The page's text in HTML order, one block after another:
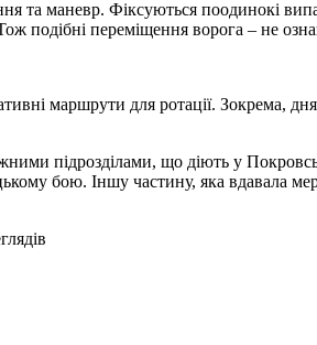
подібні переміщення ворога – не
маршрути для ротації. Зокрема,
підрозділами, що діють у
бою. Іншу частину, яка вдавала